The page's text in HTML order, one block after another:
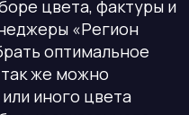
цвета, фактуры и
«Регион
оптимальное
же можно
иного цвета